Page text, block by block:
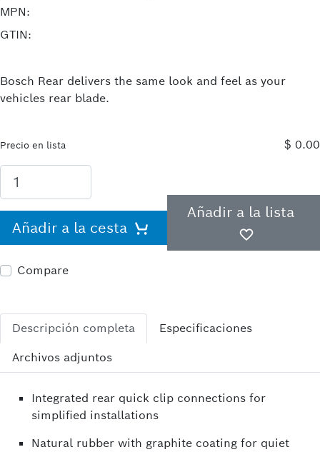
MPN:
GTIN:
Bosch Rear delivers the same look and feel as your
vehicles rear blade.
Precio en lista $ 0.00
Añadir a la cesta
Añadir a la lista
Compare
Descripción completa
Especificaciones
Archivos adjuntos
Integrated rear quick clip connections for
simplified installations
Natural rubber with graphite coating for quiet